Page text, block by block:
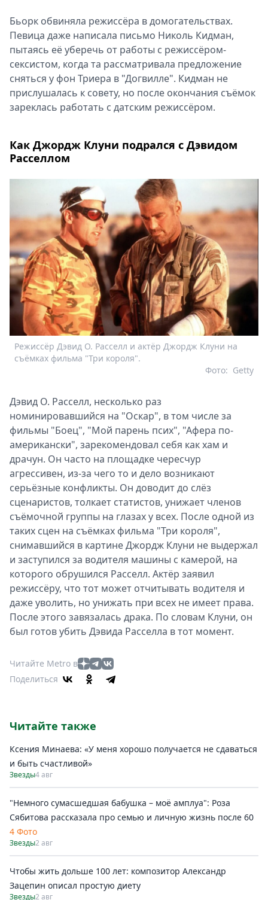
Бьорк обвиняла режиссёра в домогательствах.
Певица даже написала письмо Николь Кидман,
пытаясь её уберечь от работы с режиссёром-
сексистом, когда та рассматривала предложение
сняться у фон Триера в "Догвилле". Кидман не
прислушалась к совету, но после окончания съёмок
зареклась работать с датским режиссёром.
Как Джордж Клуни подрался с Дэвидом
Расселлом
Режиссёр Дэвид О. Расселл и актёр Джордж Клуни на
съёмках фильма "Три короля".
Getty
Фото:
Дэвид О. Расселл, несколько раз
номинировавшийся на "Оскар", в том числе за
фильмы "Боец", "Мой парень псих", "Афера по-
американски", зарекомендовал себя как хам и
драчун. Он часто на площадке чересчур
агрессивен, из-за чего то и дело возникают
серьёзные конфликты. Он доводит до слёз
сценаристов, толкает статистов, унижает членов
съёмочной группы на глазах у всех. После одной из
таких сцен на съёмках фильма "Три короля",
снимавшийся в картине Джордж Клуни не выдержал
и заступился за водителя машины с камерой, на
которого обрушился Расселл. Актёр заявил
режиссёру, что тот может отчитывать водителя и
даже уволить, но унижать при всех не имеет права.
После этого завязалась драка. По словам Клуни, он
был готов убить Дэвида Расселла в тот момент.
Читайте Metro в
Поделиться
Читайте также
Ксения Минаева: «У меня хорошо получается не сдаваться
и быть счастливой»
Звезды4 авг
"Немного сумасшедшая бабушка – моё амплуа": Роза
Сябитова рассказала про семью и личную жизнь после 60
4 Фото
Звезды2 авг
Чтобы жить дольше 100 лет: композитор Александр
Зацепин описал простую диету
Звезды2 авг